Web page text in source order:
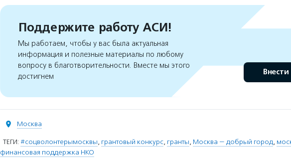
Поддержите работу АСИ!
Мы работаем, чтобы у вас была актуальная
информация и полезные материалы по любому
вопросу в благотворительности. Вместе мы этого
достигнем
Внести
Москва
ТЕГИ: #соцволонтерымосквы, грантовый конкурс, гранты, Москва — добрый город,
финансовая поддержка НКО